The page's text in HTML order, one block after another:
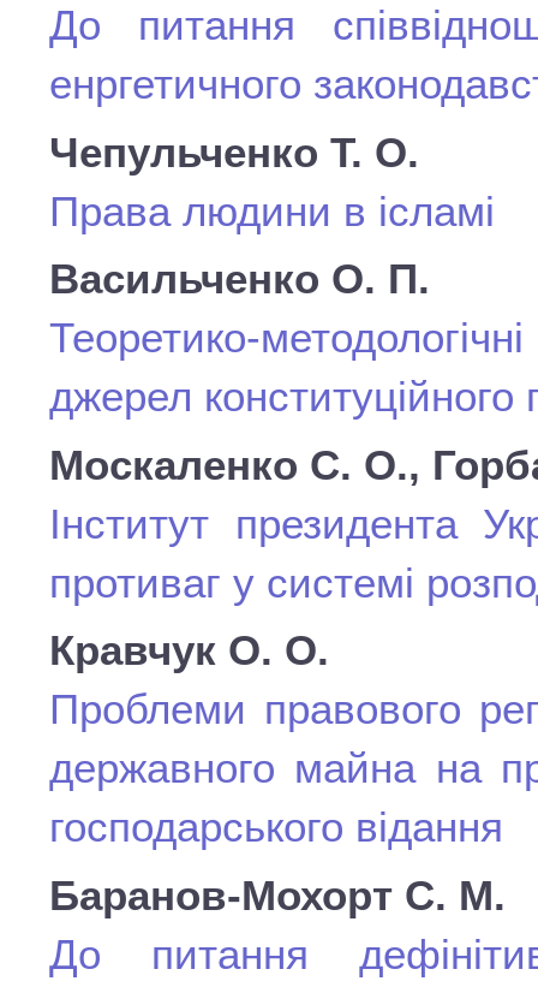
До питання
енргетичного
Чепульченко Т. О.
Права людини в ісламі
Васильченко О. П.
Теоретико-
джерел конституційного
Москаленко С. О.,
Інститут президента
противаг у системі
Кравчук О. О.
Проблеми правового
державного майна на
господарського відання
Баранов-Мохорт С. М.
До питання